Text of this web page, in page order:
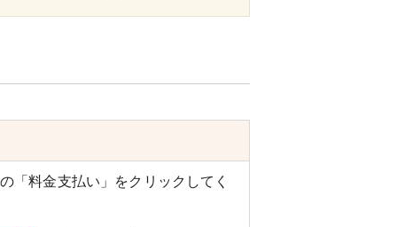
「料金支払い」をクリックしてく